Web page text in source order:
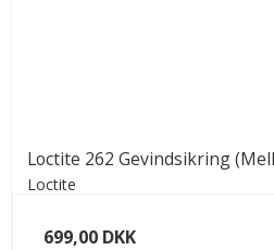
Loctite 262 Gevindsikring
Loctite
699,00 DKK